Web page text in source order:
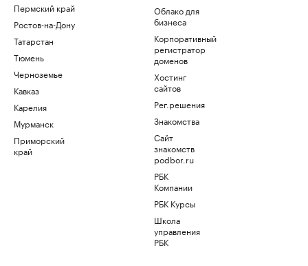
Пермский край
Ростов-на-Дону
Татарстан
Тюмень
Черноземье
Кавказ
Карелия
Мурманск
Приморский
край
Облако для
бизнеса
Корпоративный
регистратор
доменов
Хостинг
сайтов
Рег.решения
Знакомства
Сайт
знакомств
podbor.ru
РБК
Компании
РБК Курсы
Школа
управления
РБК